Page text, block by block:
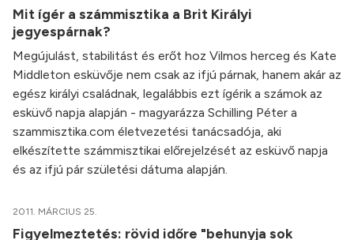
Mit ígér a számmisztika a Brit Királyi
jegyespárnak?
Megújulást, stabilitást és erőt hoz Vilmos herceg és Kate
Middleton esküvője nem csak az ifjú párnak, hanem akár az
egész királyi családnak, legalábbis ezt ígérik a számok az
esküvő napja alapján - magyarázza Schilling Péter a
szammisztika.com életvezetési tanácsadója, aki
elkészítette számmisztikai előrejelzését az esküvő napja
és az ifjú pár születési dátuma alapján.
2011. MÁRCIUS 25.
Figyelmeztetés: rövid időre "behunyja sok